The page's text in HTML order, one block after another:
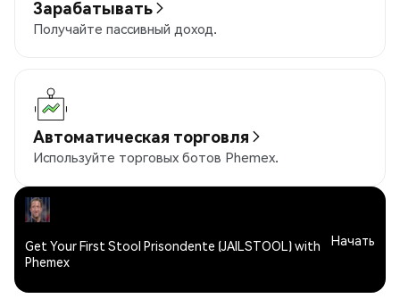
Зарабатывать
Получайте пассивный доход.
Автоматическая торговля
Используйте торговых ботов Phemex.
Get Your First Stool Prisondente (JAILSTOOL) with
Phemex
Начать